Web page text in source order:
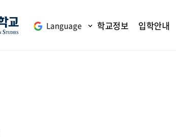
Language 학교정보 입학안내